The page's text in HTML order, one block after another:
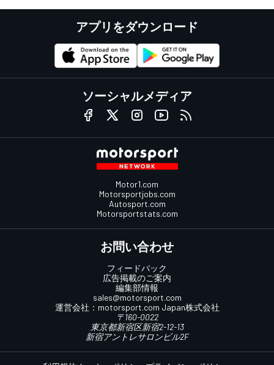
アプリをダウンロード
ソーシャルメディア
Motor1.com
Motorsportjobs.com
Autosport.com
Motorsportstats.com
お問い合わせ
フィードバック
広告掲載のご案内
編集部情報
sales@motorsport.com
運営会社： motorsport.com Japan株式会社
〒160-0022
東京都新宿区新宿2-12-13
新宿アントレサロンビル2F